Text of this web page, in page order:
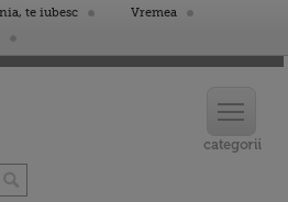
te iubesc
Vremea